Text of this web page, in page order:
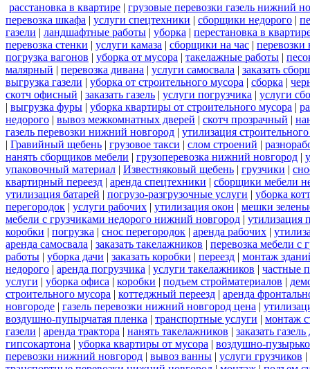
расстановка в квартире | грузовые перевозки газель нижний
перевозка шкафа | услуги спецтехники | сборщики недорого |
газели | ландшафтные работы | уборка | перестановка в
перевозка стенки | услуги камаза | сборщики на час | перевозки
погрузка вагонов | уборка от мусора | такелажные работы |
малярный | перевозка дивана | услуги самосвала | заказать
выгрузка газели | уборка от строительного мусора | сборка |
скотч офисный | заказать газель | услуги погрузчика | услуги
| выгрузка фуры | уборка квартиры от строительного мусора |
недорого | вывоз межкомнатных дверей | скотч прозрачный |
газель перевозки нижний новгород | утилизация
| Гравийный щебень | грузовое такси | слом строений |
нанять сборщиков мебели | грузоперевозка нижний новгород |
упаковочный материал | Известняковый щебень | грузчики |
квартирный переезд | аренда спецтехники | сборщики мебели
утилизация батарей | погрузо-разгрузочные услуги | уборка
перегородок | услуги рабочих | утилизация окон | мешки
мебели с грузчиками недорого нижний новгород | утилизация
коробки | погрузка | снос перегородок | аренда рабочих |
аренда самосвала | заказать такелажников | перевозка мебели с
работы | уборка дачи | заказать коробки | переезд | монтаж
недорого | аренда погрузчика | услуги такелажников | частные
услуги | уборка офиса | коробки | подъем стройматериалов |
строительного мусора | коттеджный переезд | аренда
новгороде | газель перевозки нижний новгород цена |
воздушно-пупырчатая пленка | транспортные услуги | монтаж
газели | аренда трактора | нанять такелажников | заказать
гипсокартона | уборка квартиры от мусора | воздушно-
перевозки нижний новгород | вывоз ванны | услуги грузчиков |